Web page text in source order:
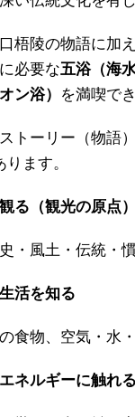
梧陵の物語に加
必要な五浴（海
ン浴）
を満喫で
トーリー（物語
ます。
（観光の原点）
風土・伝統・慣
活を知る
物、空気・水・
ネルギーに触れる